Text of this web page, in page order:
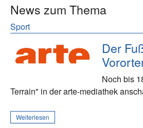
News zum Thema
Sport
Der
Noch bis
Terrain" in der arte-mediathek
Weiterlesen